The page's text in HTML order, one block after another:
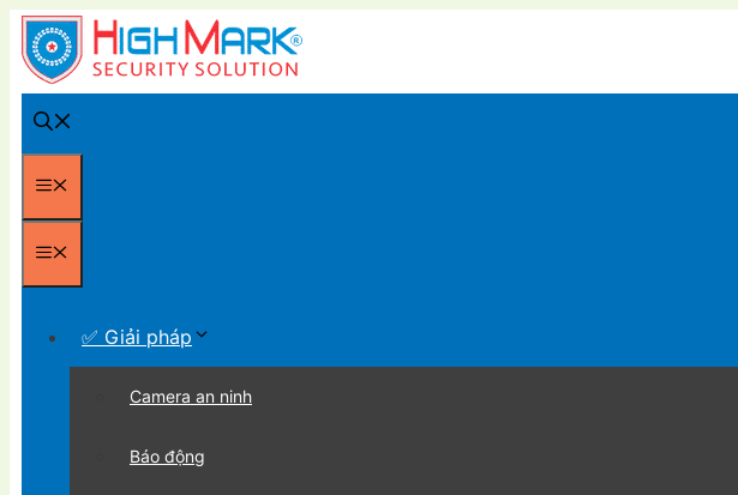
Chuyển
đến
nội
dung
Menu
Menu
✅ Giải pháp
Camera an ninh
Báo động